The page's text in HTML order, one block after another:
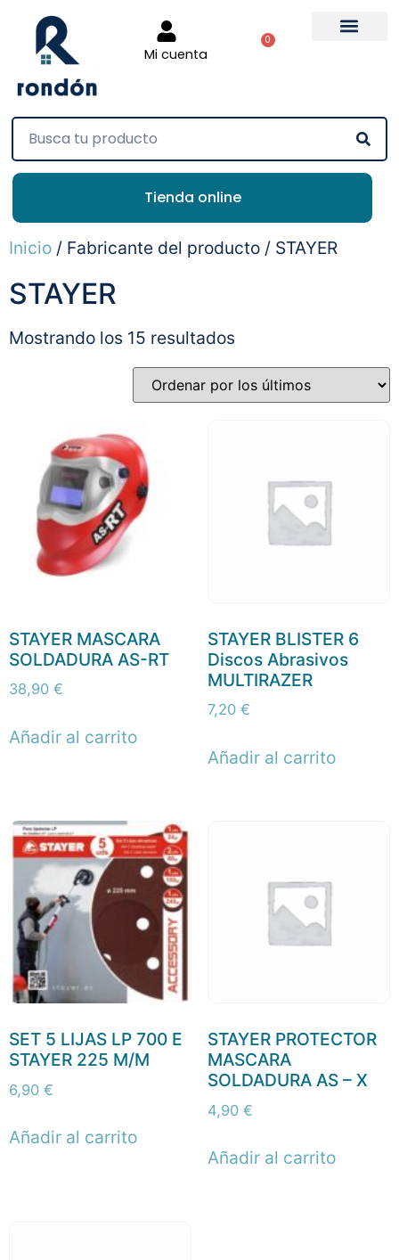
Mi cuenta
0
Tienda online
Inicio / Fabricante del producto / STAYER
STAYER
Mostrando los 15 resultados
STAYER MASCARA
SOLDADURA AS-RT
38,90 €
Añadir al carrito
STAYER BLISTER 6
Discos Abrasivos
MULTIRAZER
7,20 €
Añadir al carrito
SET 5 LIJAS LP 700 E
STAYER 225 M/M
6,90 €
Añadir al carrito
STAYER PROTECTOR
MASCARA
SOLDADURA AS – X
4,90 €
Añadir al carrito